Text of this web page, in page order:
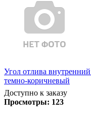
Угол отлива
темно-коричневый
Доступно к заказу
Просмотры: 123